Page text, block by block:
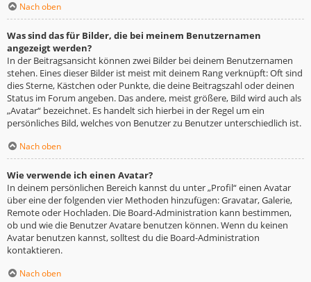
Nach oben
Was sind das für Bilder, die bei meinem Benutzernamen
angezeigt werden?
In der Beitragsansicht können zwei Bilder bei deinem Benutzernamen
stehen. Eines dieser Bilder ist meist mit deinem Rang verknüpft: Oft sind
dies Sterne, Kästchen oder Punkte, die deine Beitragszahl oder deinen
Status im Forum angeben. Das andere, meist größere, Bild wird auch als
„Avatar“ bezeichnet. Es handelt sich hierbei in der Regel um ein
persönliches Bild, welches von Benutzer zu Benutzer unterschiedlich ist.
Nach oben
Wie verwende ich einen Avatar?
In deinem persönlichen Bereich kannst du unter „Profil“ einen Avatar
über eine der folgenden vier Methoden hinzufügen: Gravatar, Galerie,
Remote oder Hochladen. Die Board-Administration kann bestimmen,
ob und wie die Benutzer Avatare benutzen können. Wenn du keinen
Avatar benutzen kannst, solltest du die Board-Administration
kontaktieren.
Nach oben